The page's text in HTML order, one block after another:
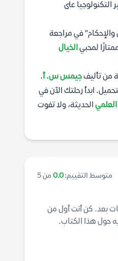
التكنولوجيا على
والإحكام" في مراجعة
لمحبيالخيال
من تأليفجيمس س. أ.
ابدأ رحلتك الآن في
الحديثة، ولا تفوت
متوسط التقييم:0.0 من 5
بعد. كن أنت أول من
حول هذا الكتاب.